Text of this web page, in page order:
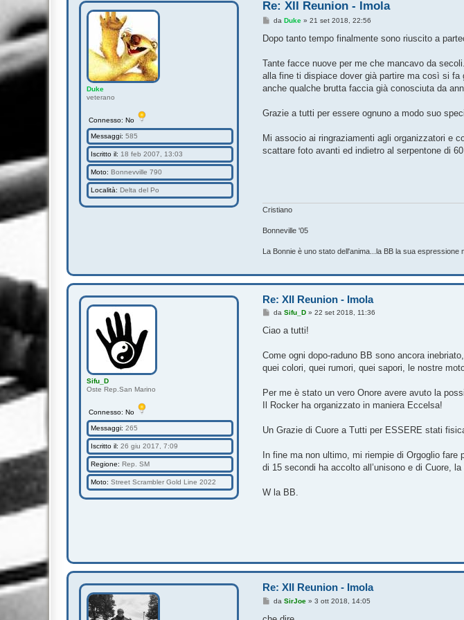
Duke
veterano
Connesso: No
Messaggi: 585
Iscritto il: 18 feb 2007, 13:03
Moto: Bonnevville 790
Località: Delta del Po
Re: XII Reunion - Imola
M
s
s
g
i
o
daDuke »21 set 2018, 22:56
Dopo tanto tempo finalmente sono riuscito a
Tante facce nuove per me che mancavo da
alla fine ti dispiace dover già partire ma così si
anche qualche brutta faccia già conosciuta da
Grazie a tutti per essere ognuno a modo suo
Mi associo ai ringraziamenti agli organizzatori e
scattare foto avanti ed indietro al serpentone di
Cristiano
Bonneville '05
La Bonnie è uno stato dell'anima...la BB la sua espressione
Sifu_D
Oste Rep.San Marino
Connesso: No
Messaggi: 265
Iscritto il: 26 giu 2017, 7:09
Regione: Rep. SM
Moto: Street Scrambler Gold Line 2022
Re: XII Reunion - Imola
M
s
g
i
daSifu_D »22 set 2018, 11:36
Ciao a tutti!
Come ogni dopo-raduno BB sono ancora
quei colori, quei rumori, quei sapori, le nostre
Per me è stato un vero Onore avere avuto la
Il Rocker ha organizzato in maniera Eccelsa!
Un Grazie di Cuore a Tutti per ESSERE stati
In fine ma non ultimo, mi riempie di Orgoglio
di 15 secondi ha accolto all’unisono e di Cuore,
W la BB.
Re: XII Reunion - Imola
M
s
daSirJoe »3 ott 2018, 14:05